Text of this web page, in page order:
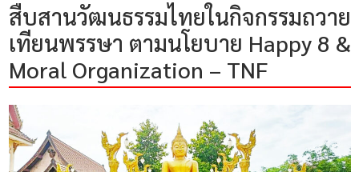
สืบสานวัฒนธรรมไทยในกิจกรรมถวาย
เทียนพรรษา ตามนโยบาย Happy 8 &
Moral Organization – TNF